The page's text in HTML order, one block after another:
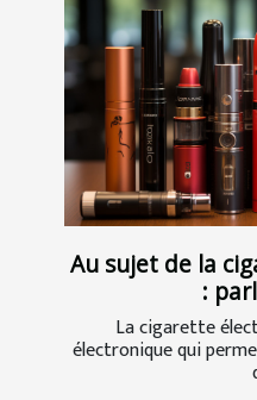
Au sujet de la
:
La cigarette
électronique qui